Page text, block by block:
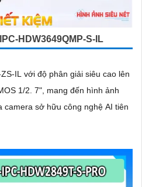
HDW3649QMP-S-IL
IL với độ phân giải siêu cao lên
1/2. 7", mang đến hình ảnh